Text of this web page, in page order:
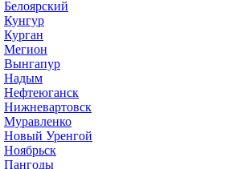
Белоярский
Кунгур
Курган
Мегион
Вынгапур
Надым
Нефтеюганск
Нижневартовск
Муравленко
Новый Уренгой
Ноябрьск
Пангоды